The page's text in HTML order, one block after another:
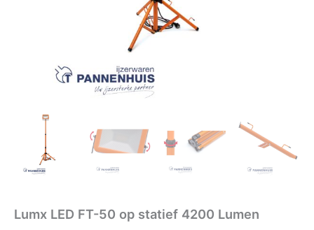
Lumx LED FT-50 op statief 4200 Lumen